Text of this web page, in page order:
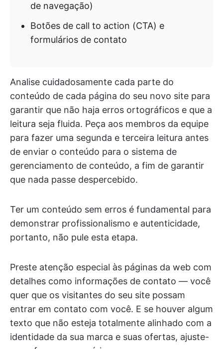
de navegação)
Botões de call to action (CTA) e
formulários de contato
Analise cuidadosamente cada parte do
conteúdo de cada página do seu novo site para
garantir que não haja erros ortográficos e que a
leitura seja fluida. Peça aos membros da equipe
para fazer uma segunda e terceira leitura antes
de enviar o conteúdo para o sistema de
gerenciamento de conteúdo, a fim de garantir
que nada passe despercebido.
Ter um conteúdo sem erros é fundamental para
demonstrar profissionalismo e autenticidade,
portanto, não pule esta etapa.
Preste atenção especial às páginas da web com
detalhes como informações de contato — você
quer que os visitantes do seu site possam
entrar em contato com você. E se houver algum
texto que não esteja totalmente alinhado com a
identidade da sua marca e suas ofertas, ajuste-